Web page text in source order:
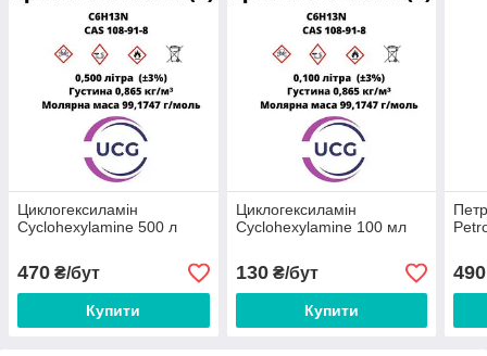
Циклогексиламін
Cyclohexylamine 500 л
470 ₴/бут
Купити
Циклогексиламiн
Cyclohexylamine 100 мл
130₴/бут
Купити
490